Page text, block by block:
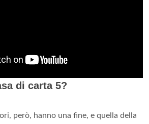
di carta 5?
però, hanno una fine, e quella della